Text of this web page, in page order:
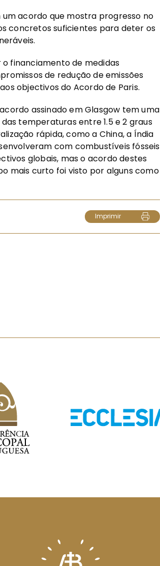
acordo que mostra progresso no
concretos suficientes para deter os
financiamento de medidas
de redução de emissões
objectivos do Acordo de Paris.
assinado em Glasgow tem uma
temperaturas entre 1.5 e 2 graus
rápida, como a China, a Índia
com combustíveis fósseis
globais, mas o acordo destes
mais curto foi visto por alguns como
Imprimir